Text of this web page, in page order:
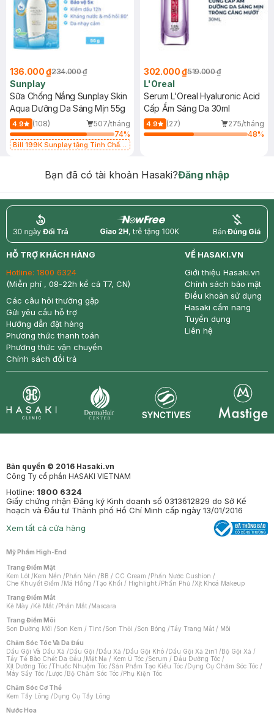
136.000 ₫234.000 ₫
Sunplay
Sữa Chống Nắng Sunplay Skin
Aqua Dưỡng Da Sáng Mịn 55g
4.9 (108)
507/tháng
74%
Bill 199K Sunplay tặng Tinh Chất
302.000 ₫519.000 ₫
L'Oreal
Serum L'Oreal Hyaluronic Acid
Cấp Ẩm Sáng Da 30ml
4.9 (27)
275/tháng
48%
Bạn đã có tài khoản Hasaki?Đăng nhập
return nowfree price
HỖ TRỢ KHÁCH HÀNG
Hotline: 1800 6324
(Miễn phí , 08-22h kể cả T7, CN)
Các câu hỏi thường gặp
Gửi yêu cầu hỗ trợ
Hướng dẫn đặt hàng
Phương thức thanh toán
Phương thức vận chuyển
Chính sách đổi trả
VỀ HASAKI.VN
Giới thiệu Hasaki.vn
Chính sách bảo mật
Điều khoản sử dụng
Hasaki cẩm nang
Tuyển dụng
Liên hệ
Bản quyền © 2016 Hasaki.vn
Công Ty cổ phần HASAKI VIETNAM
Hotline: 1800 6324
Giấy chứng nhận Đăng ký Kinh doanh số 0313612829 do Sở Kế
hoạch và Đầu tư Thành phố Hồ Chí Minh cấp ngày 13/01/2016
Xem tất cả cửa hàng
Mỹ Phẩm High-End
Trang Điểm Mặt
Kem Lót /Kem Nền /Phấn Nền /BB / CC Cream /Phấn Nước Cushion /
Che Khuyết Điểm /Má Hồng /Tạo Khối / Highlight /Phấn Phủ /Xịt Khoá Makeup
Trang Điểm Mắt
Kẻ Mày /Kẻ Mắt /Phấn Mắt /Mascara
Trang Điểm Môi
Son Dưỡng Môi /Son Kem / Tint /Son Thỏi /Son Bóng /Tẩy Trang Mắt / Môi
Chăm Sóc Tóc Và Da Đầu
Dầu Gội Và Dầu Xả /Dầu Gội /Dầu Xả /Dầu Gội Khô /Dầu Gội Xả 2in1 /Bộ Gội Xả /
Tẩy Tế Bào Chết Da Đầu /Mặt Nạ / Kem Ủ Tóc /Serum / Dầu Dưỡng Tóc /
Xịt Dưỡng Tóc /Thuốc Nhuộm Tóc /Sản Phẩm Tạo Kiểu Tóc /Dụng Cụ Chăm Sóc Tóc /
Máy Sấy Tóc /Lược /Bộ Chăm Sóc Tóc /Phụ Kiện Tóc
Chăm Sóc Cơ Thể
Kem Tẩy Lông /Dụng Cụ Tẩy Lông
Nước Hoa